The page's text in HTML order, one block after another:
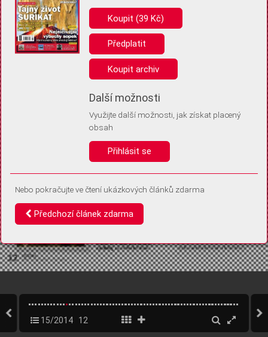
Pro základní fungování webu nepotřebujeme ukládat žádné informace
(tzv. cookies apod.). Rádi bychom vás ale požádali o souhlas s
uložením volitelných informací:
Anonymní unikátní ID
Díky němu příště poznáme, že se jedná o stejné zařízení, a
Identifikátor je zcela anonymní.
Vaše souhlasy a odmítnutí si ukládáme do vašeho zařízení, abychom se
vás už příště znovu neptali. Můžete je kdykoli později upravit ve Správě
15/2014 12
Koupit (39 Kč)
Předplatit
Koupit archiv
Další možnosti
Využijte další možnosti, jak získat placený
obsah
Přihlásit se
Nebo pokračujte ve čtení ukázkových článků zdarma
Předchozí článek zdarma